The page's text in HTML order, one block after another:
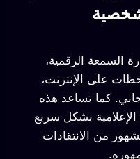
السمعة الرقمية،
على الإنترنت،
كما تساعد هذه
بشكل سريع
من الانتقادات